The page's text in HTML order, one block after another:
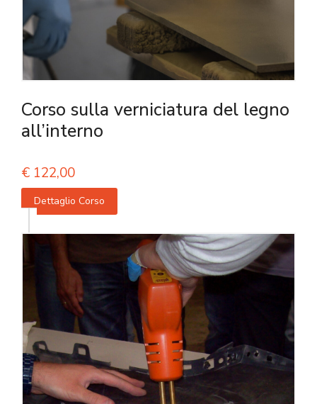
Corso sulla verniciatura del legno
all’interno
€ 122,00
Dettaglio Corso